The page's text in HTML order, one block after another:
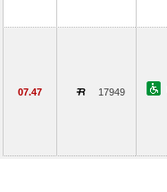
07.47 17949